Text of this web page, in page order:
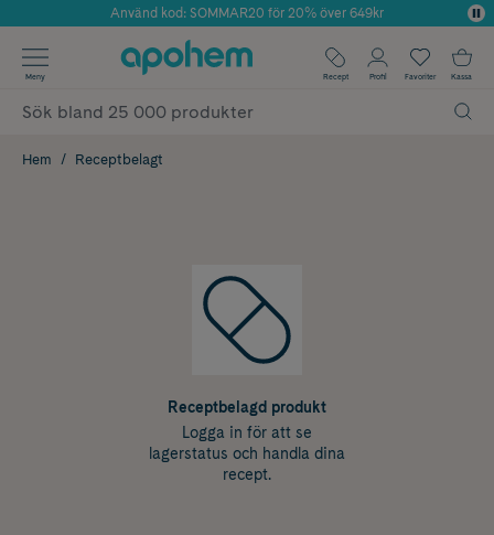
Årets Butik 2025 inom Skönhet
Använd kod: SOMMAR20 för 20% över 649kr
✓ Fri frakt
✓ Poäng på alla köp*
Meny Recept Profil Favoriter Kassa
Hem Receptbelagt
Receptbelagd produkt
Logga in för att se
lagerstatus och handla dina
recept.